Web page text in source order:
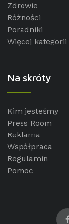
Zdrowie
Różności
Poradniki
Więcej kategorii
Na skróty
Kim jesteśmy
Press Room
Reklama
Współpraca
Regulamin
Pomoc